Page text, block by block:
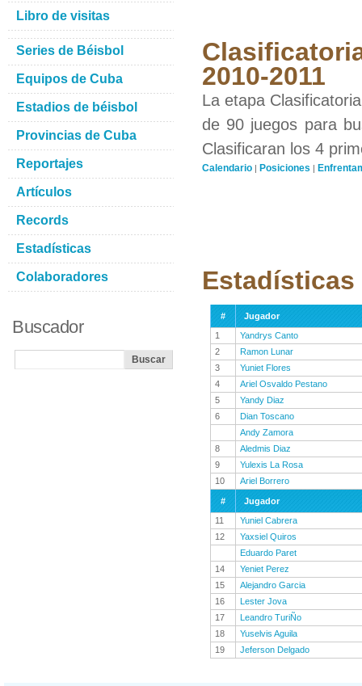
2010-2011
La etapa
de 90 juegos para
Clasificaran los 4
Calendario | Posiciones |
Estadísticas
#
Jugador
1
Yandrys Canto
2
Ramon Lunar
3
Yuniet Flores
4
Ariel Osvaldo Pestano
5
Yandy Diaz
6
Dian Toscano
Andy Zamora
8
Aledmis Diaz
9
Yulexis La Rosa
10
Ariel Borrero
#
Jugador
11
Yuniel Cabrera
12
Yaxsiel Quiros
Eduardo Paret
14
Yeniet Perez
15
Alejandro Garcia
16
Lester Jova
17
Leandro TuriÑo
18
Yuselvis Aguila
19
Jeferson Delgado
Libro de visitas
Series de Béisbol
Equipos de Cuba
Estadios de béisbol
Provincias de Cuba
Reportajes
Artículos
Records
Estadísticas
Colaboradores
Buscador